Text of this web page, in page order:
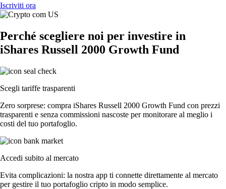
Iscriviti ora
Perché scegliere noi per investire in
iShares Russell 2000 Growth Fund
Scegli tariffe trasparenti
Zero sorprese: compra iShares Russell 2000 Growth Fund con prezzi
trasparenti e senza commissioni nascoste per monitorare al meglio i
costi del tuo portafoglio.
Accedi subito al mercato
Evita complicazioni: la nostra app ti connette direttamente al mercato
per gestire il tuo portafoglio cripto in modo semplice.